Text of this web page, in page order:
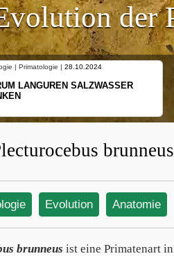
der
| Primatologie | 28.10.2024
LANGUREN SALZWASSER
Evolution Anatomie
brunneus ist eine Primatenart